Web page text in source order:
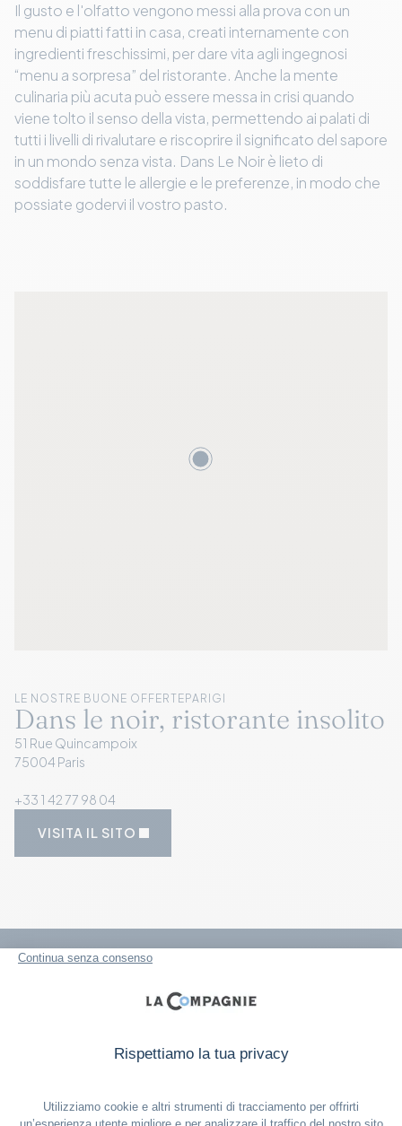
Il gusto e l'olfatto vengono messi alla prova con un
menu di piatti fatti in casa, creati internamente con
ingredienti freschissimi, per dare vita agli ingegnosi
“menu a sorpresa” del ristorante. Anche la mente
culinaria più acuta può essere messa in crisi quando
viene tolto il senso della vista, permettendo ai palati di
tutti i livelli di rivalutare e riscoprire il significato del sapore
in un mondo senza vista. Dans Le Noir è lieto di
soddisfare tutte le allergie e le preferenze, in modo che
possiate godervi il vostro pasto.
LE NOSTRE BUONE OFFERTE PARIGI
Dans le noir, ristorante insolito
51 Rue Quincampoix
75004 Paris
+33 1 42 77 98 04
VISITA IL SITO